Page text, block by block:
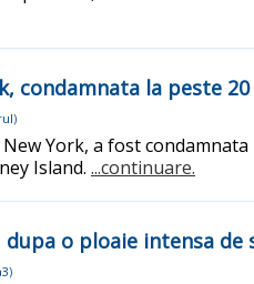
condamnata la peste
)
New York, a fost
Island. ...continuare.
dupa o ploaie intensa
)